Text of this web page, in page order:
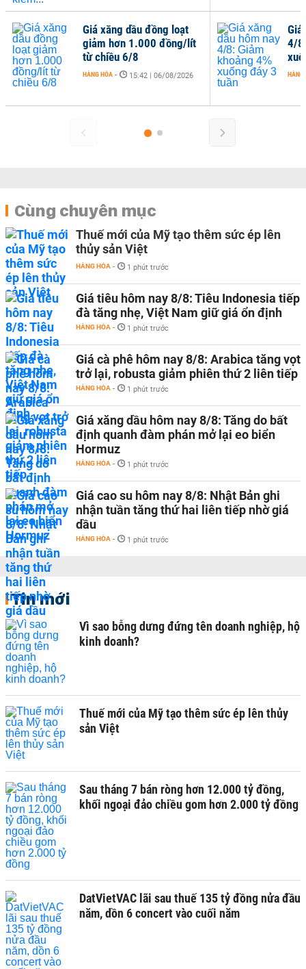
Giá xăng dầu đồng loạt
giảm hơn 1.000 đồng/lít
từ chiều 6/8
HÀNG HÓA - 15:42 | 06/08/2026
Giá
4/
HÀNG
Cùng chuyên mục
Thuế mới của Mỹ tạo thêm sức ép lên
thủy sản Việt
HÀNG HÓA - 1 phút trước
Giá tiêu hôm nay 8/8: Tiêu Indonesia tiếp
đà tăng nhẹ, Việt Nam giữ giá ổn định
HÀNG HÓA - 1 phút trước
Giá cà phê hôm nay 8/8: Arabica tăng vọt
trở lại, robusta giảm phiên thứ 2 liên tiếp
HÀNG HÓA - 1 phút trước
Giá xăng dầu hôm nay 8/8: Tăng do bất
định quanh đàm phán mở lại eo biển
Hormuz
HÀNG HÓA - 1 phút trước
Giá cao su hôm nay 8/8: Nhật Bản ghi
nhận tuần tăng thứ hai liên tiếp nhờ giá
dầu
HÀNG HÓA - 1 phút trước
Tin mới
Vì sao bỗng dưng đứng tên doanh nghiệp, hộ
kinh doanh?
Thuế mới của Mỹ tạo thêm sức ép lên thủy
sản Việt
Sau tháng 7 bán ròng hơn 12.000 tỷ đồng,
khối ngoại đảo chiều gom hơn 2.000 tỷ đồng
DatVietVAC lãi sau thuế 135 tỷ đồng nửa đầu
năm, dồn 6 concert vào cuối năm